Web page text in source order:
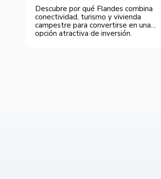
Descubre por qué Flandes combina
conectividad, turismo y vivienda
campestre para convertirse en una
opción atractiva de inversión.